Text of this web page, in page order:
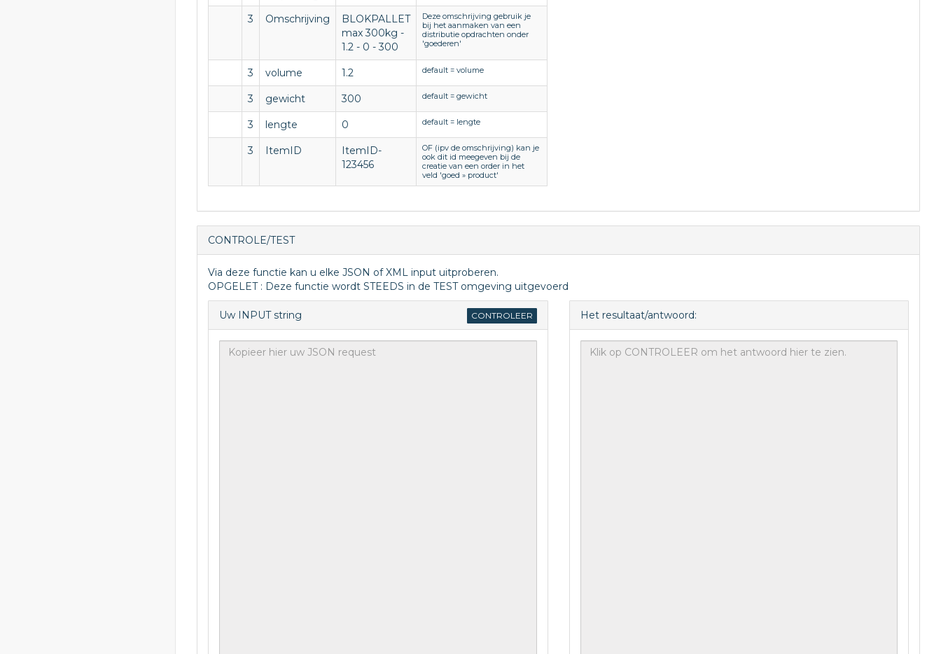
3 Omschrijving
BLOKPALLET
max 300kg -
1.2 - 0 - 300
Deze omschrijving gebruik je
bij het aanmaken van een
distributie opdrachten onder
'goederen'
3 volume 1.2 default = volume
3 gewicht 300 default = gewicht
3 lengte 0 default = lengte
3 ItemID
ItemID-
123456
OF (ipv de omschrijving) kan je
ook dit id meegeven bij de
creatie van een order in het
veld 'goed » product'
CONTROLE/TEST
Via deze functie kan u elke JSON of XML input uitproberen.
OPGELET : Deze functie wordt STEEDS in de TEST omgeving uitgevoerd
Uw INPUT string Het resultaat/antwoord: